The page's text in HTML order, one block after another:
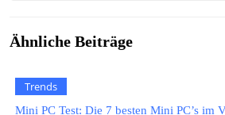
Ähnliche Beiträge
Trends
Mini PC Test: Die 7 besten Mini PC’s im